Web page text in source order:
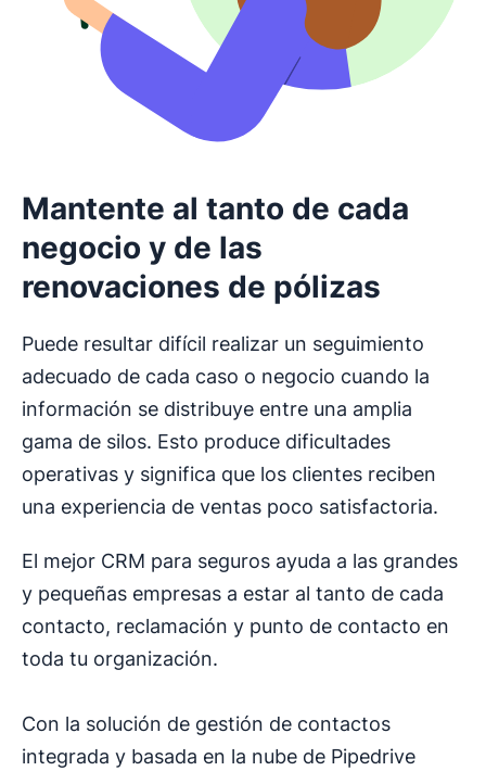
Mantente al tanto de cada
negocio y de las
renovaciones de pólizas
Puede resultar difícil realizar un seguimiento
adecuado de cada caso o negocio cuando la
información se distribuye entre una amplia
gama de silos. Esto produce dificultades
operativas y significa que los clientes reciben
una experiencia de ventas poco satisfactoria.
El mejor CRM para seguros ayuda a las grandes
y pequeñas empresas a estar al tanto de cada
contacto, reclamación y punto de contacto en
toda tu organización.
Con la solución de gestión de contactos
integrada y basada en la nube de Pipedrive